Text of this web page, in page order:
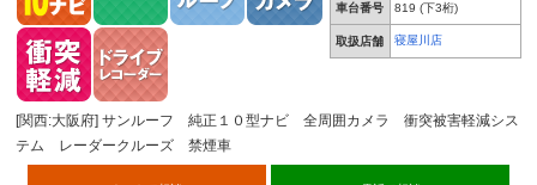
車台番号 819 (下3桁)
取扱店舗 寝屋川店
[関西:大阪府] サンルーフ 純正１０型ナビ 全周囲カメラ 衝突被害軽減シス
テム レーダークルーズ 禁煙車